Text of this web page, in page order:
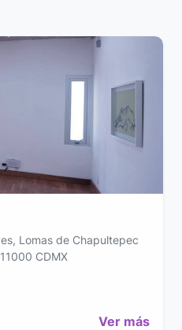
Lomas de Chapultepec
CDMX
Ver más